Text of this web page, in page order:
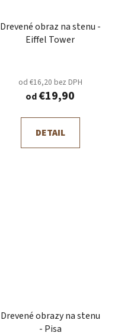
Drevené obraz na stenu -
Eiffel Tower
od €16,20 bez DPH
od€19,90
DETAIL
Drevené obrazy na stenu
- Pisa